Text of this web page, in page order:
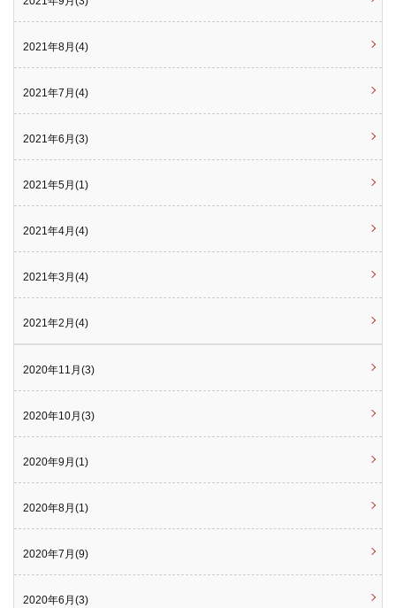
2021年8月(4)
2021年7月(4)
2021年6月(3)
2021年5月(1)
2021年4月(4)
2021年3月(4)
2021年2月(4)
2020年11月(3)
2020年10月(3)
2020年9月(1)
2020年8月(1)
2020年7月(9)
2020年6月(3)